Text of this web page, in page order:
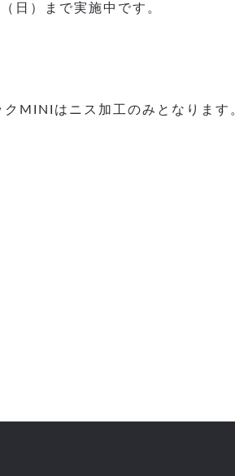
日）まで実施中です。
MINIはニス加工のみとなります